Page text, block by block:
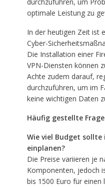
optimale Leistung zu
In der heutigen Zeit ist
Cyber-
Die Installation einer
VPN-Diensten können
Achte zudem darauf,
durchzuführen, um im
keine wichtigen Daten
Häufig gestellte
Wie viel Budget sollte
einplanen?
Die Preise variieren je
Komponenten, jedoch
bis 1500 Euro für einen